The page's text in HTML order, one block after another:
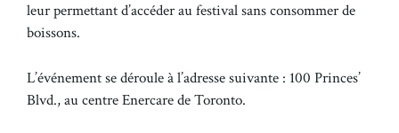
leur permettant d’accéder au festival sans consommer de
boissons.
L’événement se déroule à l’adresse suivante : 100 Princes’
Blvd., au centre Enercare de Toronto.